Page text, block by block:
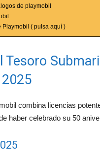
de playmobil
Playmobil ( pulsa aquí )
Tesoro
combina licencias
haber celebrado su 50